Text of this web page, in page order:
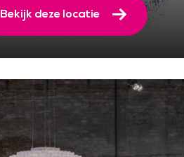
Bekijk deze locatie